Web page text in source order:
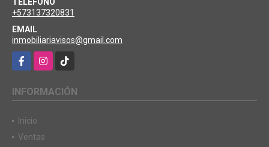
+573137320831
EMAIL
inmobiliariavisos@gmail.com
FacebookInstagramTikTok
INFORMACIÓN
Inicio
Ventas